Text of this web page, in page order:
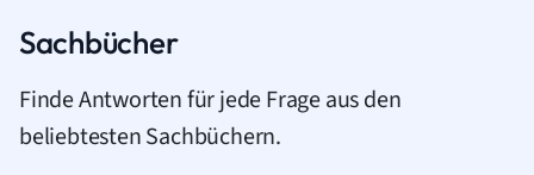
Sachbücher
Finde Antworten für jede Frage aus den
beliebtesten Sachbüchern.